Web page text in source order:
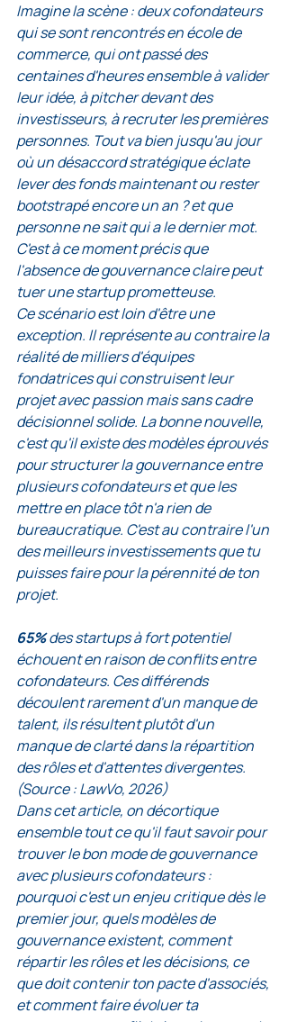
Imagine la scène : deux cofondateurs
qui se sont rencontrés en école de
commerce, qui ont passé des
centaines d'heures ensemble à valider
leur idée, à pitcher devant des
investisseurs, à recruter les premières
personnes. Tout va bien jusqu'au jour
où un désaccord stratégique éclate
lever des fonds maintenant ou rester
bootstrapé encore un an ? et que
personne ne sait qui a le dernier mot.
C'est à ce moment précis que
l'absence de gouvernance claire peut
tuer une startup prometteuse.
Ce scénario est loin d'être une
exception. Il représente au contraire la
réalité de milliers d'équipes
fondatrices qui construisent leur
projet avec passion mais sans cadre
décisionnel solide. La bonne nouvelle,
c'est qu'il existe des modèles éprouvés
pour structurer la gouvernance entre
plusieurs cofondateurs et que les
mettre en place tôt n'a rien de
bureaucratique. C'est au contraire l'un
des meilleurs investissements que tu
puisses faire pour la pérennité de ton
projet.
65% des startups à fort potentiel
échouent en raison de conflits entre
cofondateurs. Ces différends
découlent rarement d'un manque de
talent, ils résultent plutôt d'un
manque de clarté dans la répartition
des rôles et d'attentes divergentes.
(Source : LawVo, 2026)
Dans cet article, on décortique
ensemble tout ce qu'il faut savoir pour
trouver le bon mode de gouvernance
avec plusieurs cofondateurs :
pourquoi c'est un enjeu critique dès le
premier jour, quels modèles de
gouvernance existent, comment
répartir les rôles et les décisions, ce
que doit contenir ton pacte d'associés,
et comment faire évoluer ta